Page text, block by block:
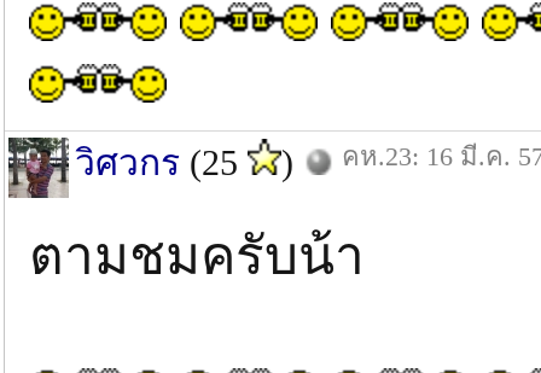
วิศวกร (25 ) คห.23: 16 มี.ค.
ตามชมครับน้า